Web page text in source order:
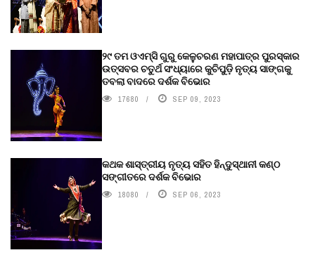
୨୯ ତମ ଓଏମ୍‌ସି ଗୁରୁ କେଳୁଚରଣ ମହାପାତ୍ର ପୁରସ୍କାର
ଉତ୍ସବର ଚତୁର୍ଥ ସଂଧ୍ୟାରେ କୁଚିପୁଡ଼ି ନୃତ୍ୟ ସାଙ୍ଗକୁ
ତବଲା ବାଦରେ ଦର୍ଶକ ବିଭୋର
17680 SEP 09, 2023
କଥକ ଶାସ୍ତ୍ରୀୟ ନୃତ୍ୟ ସହିତ ହିନ୍ଦୁସ୍ଥାନୀ କଣ୍ଠ
ସଙ୍ଗୀତରେ ଦର୍ଶକ ବିଭୋର
18080 SEP 06, 2023